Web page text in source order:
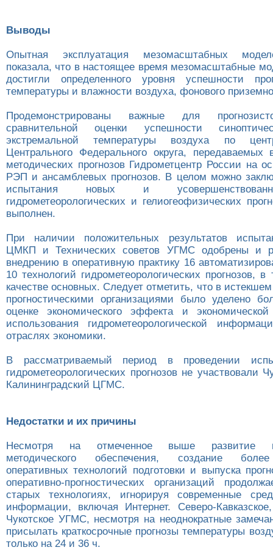
Выводы
Опытная эксплуатация мезомасштабных
показала, что в настоящее время мезомасштабные
достигли определенного уровня успешности
температуры и влажности воздуха, фонового
Продемонстрированы важные для
сравнительной оценки успешности
экстремальной температуры воздуха по
Центрального Федерального округа,
методических прогнозов Гидрометцентр России на
РЭП и ансамблевых прогнозов. В целом можно
испытания новых и
гидрометеорологических и гелиогеофизических
выполнен.
При наличии положительных результатов
ЦМКП и Технических советов УГМС одобрены и
внедрению в оперативную практику 16
10 технологий гидрометеорологических прогнозов,
качестве основных. Следует отметить, что в
прогностическими организациями было уделено
оценке экономического эффекта и
использования гидрометеорологической
отраслях экономики.
В рассматриваемый период в проведении
гидрометеорологических прогнозов не участвовали
Калининградский ЦГМС.
Недостатки и их причины
Несмотря на отмеченное выше развитие
методического обеспечения, создание
оперативных технологий подготовки и выпуска
оперативно-прогностических организаций
старых технологиях, игнорируя современные
информации, включая Интернет. Северо-
Чукотское УГМС, несмотря на неоднократные
присылать краткосрочные прогнозы температуры
только на 24 и 36 ч.